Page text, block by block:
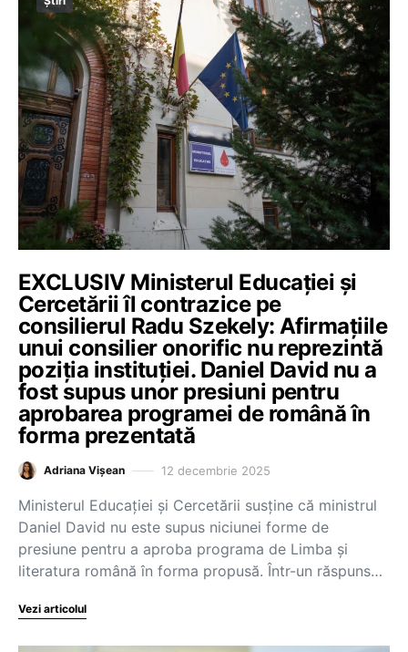
EXCLUSIV Ministerul Educației și
Cercetării îl contrazice pe
consilierul Radu Szekely: Afirmațiile
unui consilier onorific nu reprezintă
poziția instituției. Daniel David nu a
fost supus unor presiuni pentru
aprobarea programei de română în
forma prezentată
Adriana Vișean 12 decembrie 2025
Ministerul Educației și Cercetării susține că ministrul
Daniel David nu este supus niciunei forme de
presiune pentru a aproba programa de Limba și
literatura română în forma propusă. Într-un răspuns…
Vezi articolul